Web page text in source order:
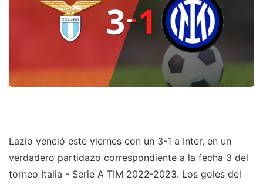
Lazio venció este viernes con un 3-1 a Inter, en un
verdadero partidazo correspondiente a la fecha 3 del
torneo Italia - Serie A TIM 2022-2023. Los goles del